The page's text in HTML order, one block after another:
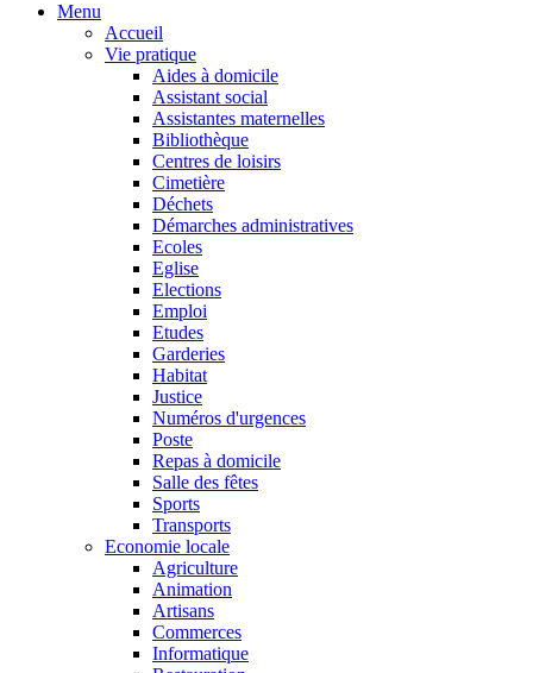
Menu
Accueil
Vie pratique
Aides à domicile
Assistant social
Assistantes maternelles
Bibliothèque
Centres de loisirs
Cimetière
Déchets
Démarches administratives
Ecoles
Eglise
Elections
Emploi
Etudes
Garderies
Habitat
Justice
Numéros d'urgences
Poste
Repas à domicile
Salle des fêtes
Sports
Transports
Economie locale
Agriculture
Animation
Artisans
Commerces
Informatique